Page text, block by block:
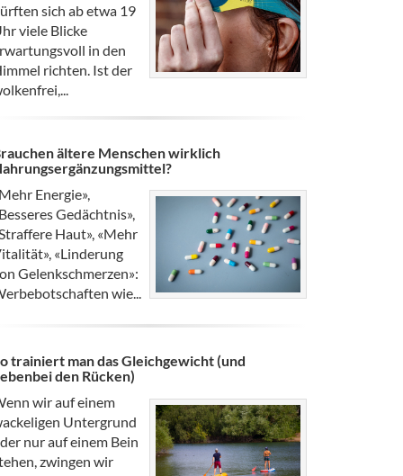
sich ab etwa 19
viele Blicke
in den
richten. Ist der
ältere Menschen wirklich
Energie»,
Gedächtnis»,
Haut», «Mehr
«Linderung
Gelenkschmerzen»:
wie...
trainiert man das Gleichgewicht (und
den Rücken)
wir auf einem
Untergrund
nur auf einem Bein
zwingen wir